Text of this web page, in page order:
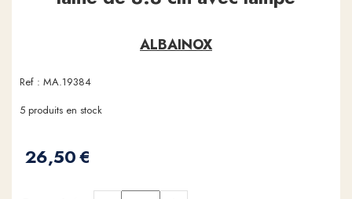
ALBAINOX
Ref : MA.19384
26,50€
5 produits en stock